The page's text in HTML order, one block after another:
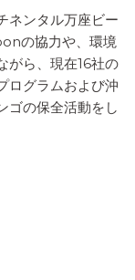
は減っていく
ネンタル万座ビー
の協力や、環境
がら、現在16社の
ログラムおよび沖
ゴの保全活動をし